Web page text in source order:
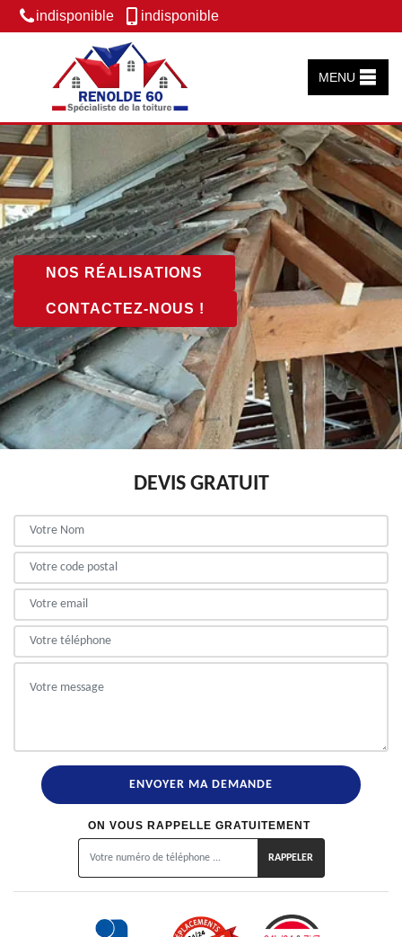
indisponible indisponible
MENU
NOS RÉALISATIONS
CONTACTEZ-NOUS !
DEVIS GRATUIT
ON VOUS RAPPELLE GRATUITEMENT